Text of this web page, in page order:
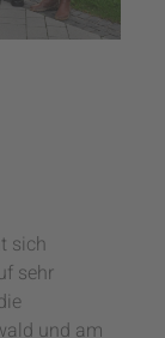
sich
sehr
und am